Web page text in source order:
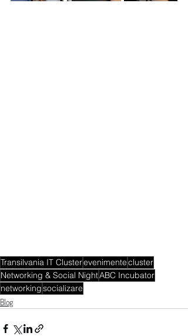
Transilvania IT Clusterevenimentecluster
Networking & Social NightABC Incubator
networkingsocializare
Blog